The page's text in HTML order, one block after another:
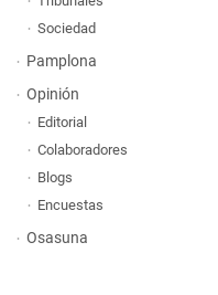
Sociedad
Pamplona
Opinión
Editorial
Colaboradores
Blogs
Encuestas
Osasuna